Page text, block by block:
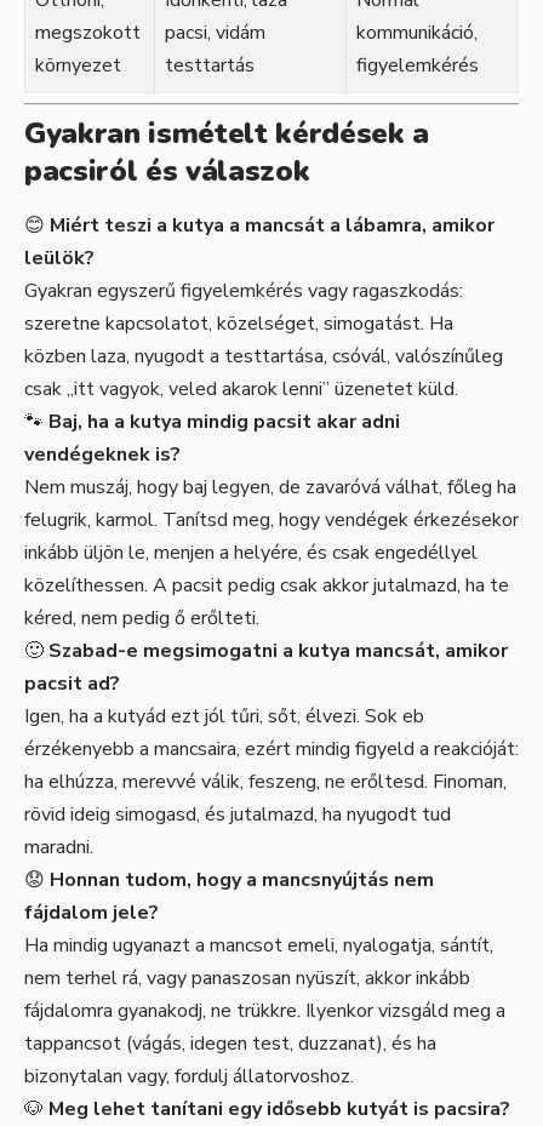
megszokott
környezet
pacsi, vidám
testtartás
kommunikáció,
figyelemkérés
Gyakran ismételt kérdések a
pacsiról és válaszok
😊 Miért teszi a kutya a mancsát a lábamra, amikor
leülök?
Gyakran egyszerű figyelemkérés vagy ragaszkodás:
szeretne kapcsolatot, közelséget, simogatást. Ha
közben laza, nyugodt a testtartása, csóvál, valószínűleg
csak „itt vagyok, veled akarok lenni” üzenetet küld.
🐾 Baj, ha a kutya mindig pacsit akar adni
vendégeknek is?
Nem muszáj, hogy baj legyen, de zavaróvá válhat, főleg ha
felugrik, karmol. Tanítsd meg, hogy vendégek érkezésekor
inkább üljön le, menjen a helyére, és csak engedéllyel
közelíthessen. A pacsit pedig csak akkor jutalmazd, ha te
kéred, nem pedig ő erőlteti.
🙂 Szabad-e megsimogatni a kutya mancsát, amikor
pacsit ad?
Igen, ha a kutyád ezt jól tűri, sőt, élvezi. Sok eb
érzékenyebb a mancsaira, ezért mindig figyeld a reakcióját:
ha elhúzza, merevvé válik, feszeng, ne erőltesd. Finoman,
rövid ideig simogasd, és jutalmazd, ha nyugodt tud
maradni.
😟 Honnan tudom, hogy a mancsnyújtás nem
fájdalom jele?
Ha mindig ugyanazt a mancsot emeli, nyalogatja, sántít,
nem terhel rá, vagy panaszosan nyüszít, akkor inkább
fájdalomra gyanakodj, ne trükkre. Ilyenkor vizsgáld meg a
tappancsot (vágás, idegen test, duzzanat), és ha
bizonytalan vagy, fordulj állatorvoshoz.
🐶 Meg lehet tanítani egy idősebb kutyát is pacsira?